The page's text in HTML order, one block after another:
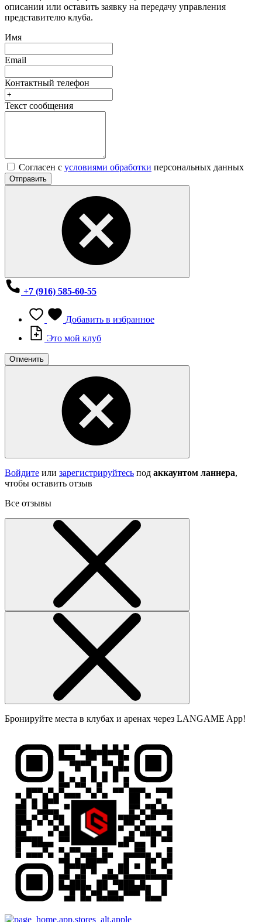
описании или оставить заявку на передачу управления
представителю клуба.
Имя
Email
Контактный телефон
Текст сообщения
Согласен с условиями обработки персональных данных
Отправить
+7 (916) 585-60-55
Добавить в избранное
Это мой клуб
Отменить
Войдите или зарегистрируйтесь под аккаунтом ланнера,
чтобы оставить отзыв
Все отзывы
Бронируйте места в клубах и аренах через LANGAME App!